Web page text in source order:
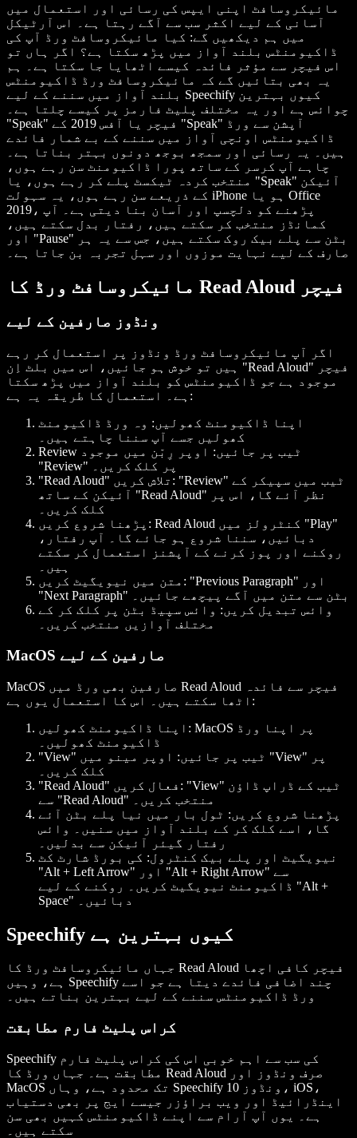
مائیکروسافٹ اپنی ایپس کی رسائی اور استعمال میں
آسانی کے لیے اکثر سب سے آگے رہتا ہے۔ اس آرٹیکل
میں ہم دیکھیں گے: کیا مائیکروسافٹ ورڈ آپ کی
ڈاکیومنٹس بلند آواز میں پڑھ سکتا ہے؟ اگر ہاں تو
اس فیچر سے مؤثر فائدہ کیسے اٹھایا جا سکتا ہے۔ ہم
یہ بھی بتائیں گے کہ مائیکروسافٹ ورڈ ڈاکیومنٹس
بلند آواز میں سننے کے لیے Speechify کیوں بہترین
چوائس ہے اور یہ مختلف پلیٹ فارمز پر کیسے چلتا ہے۔
"Speak" فیچر یا آفس 2019 کے "Speak" آپشن سے ورڈ
ڈاکیومنٹس اونچی آواز میں سننے کے بے شمار فائدے
ہیں۔ یہ رسائی اور سمجھ بوجھ دونوں بہتر بناتا ہے۔
چاہے آپ کرسر کے ساتھ پورا ڈاکیومنٹ سن رہے ہوں،
منتخب کردہ ٹیکسٹ پلے کر رہے ہوں، یا "Speak" آئیکن
کے ذریعے سن رہے ہوں، یہ سہولت iPhone ہو یا Office
2019، پڑھنے کو دلچسپ اور آسان بنا دیتی ہے۔ آپ
کمانڈز منتخب کر سکتے ہیں، رفتار بدل سکتے ہیں،
اور "Pause" بٹن سے پلے بیک روک سکتے ہیں، جس سے یہ ہر
صارف کے لیے نہایت موزوں اور سہل تجربہ بن جاتا ہے۔
مائیکروسافٹ ورڈ کا Read Aloud فیچر
ونڈوز صارفین کے لیے
اگر آپ مائیکروسافٹ ورڈ ونڈوز پر استعمال کر رہے
ہیں تو خوش ہو جائیں، اس میں بلٹ اِن "Read Aloud" فیچر
موجود ہے جو ڈاکیومنٹس کو بلند آواز میں پڑھ سکتا
ہے۔ استعمال کا طریقہ یہ ہے:
اپنا ڈاکیومنٹ کھولیں: وہ ورڈ ڈاکیومنٹ
کھولیں جسے آپ سننا چاہتے ہیں۔
Review ٹیب پر جائیں: اوپر رِبّن میں موجود
"Review" پر کلک کریں۔
"Read Aloud" تلاش کریں: "Review" ٹیب میں سپیکر کے
آئیکن کے ساتھ "Read Aloud" نظر آئے گا، اس پر
کلک کریں۔
پڑھنا شروع کریں: Read Aloud کنٹرولز میں "Play"
دبائیں، سننا شروع ہو جائے گا۔ آپ رفتار،
روکنے اور پوز کرنے کے آپشنز استعمال کر سکتے
ہیں۔
متن میں نیویگیٹ کریں: "Previous Paragraph" اور
"Next Paragraph" بٹن سے متن میں آگے پیچھے جائیں۔
وائس تبدیل کریں: وائس سپیڈ بٹن پر کلک کر کے
مختلف آوازیں منتخب کریں۔
MacOS صارفین کے لیے
MacOS صارفین بھی ورڈ میں Read Aloud فیچر سے فائدہ
اٹھا سکتے ہیں۔ اس کا استعمال یوں ہے:
اپنا ڈاکیومنٹ کھولیں: MacOS پر اپنا ورڈ
ڈاکیومنٹ کھولیں۔
"View" ٹیب پر جائیں: اوپر مینو میں "View" پر
کلک کریں۔
"Read Aloud" فعال کریں: "View" ٹیب کے ڈراپ ڈاؤن
سے "Read Aloud" منتخب کریں۔
پڑھنا شروع کریں: ٹول بار میں نیا پلے بٹن آئے
گا، اسے کلک کر کے بلند آواز میں سنیں۔ وائس
رفتار گیئر آئیکن سے بدلیں۔
نیویگیٹ اور پلے بیک کنٹرول: کی بورڈ شارٹ کٹ
"Alt + Left Arrow" اور "Alt + Right Arrow" سے
ڈاکیومنٹ نیویگیٹ کریں۔ روکنے کے لیے "Alt +
Space" دبائیں۔
Speechify کیوں بہترین ہے
جہاں مائیکروسافٹ ورڈ کا Read Aloud فیچر کافی اچھا
ہے، وہیں Speechify چند اضافی فائدے دیتا ہے جو اسے
ورڈ ڈاکیومنٹس سننے کے لیے بہترین بناتے ہیں۔
کراس پلیٹ فارم مطابقت
Speechify کی سب سے اہم خوبی اس کی کراس پلیٹ فارم
مطابقت ہے۔ جہاں ورڈ کا Read Aloud صرف ونڈوز اور
MacOS تک محدود ہے، وہاں Speechify ونڈوز 10، iOS،
اینڈرائیڈ اور ویب براؤزر جیسے ایج پر بھی دستیاب
ہے۔ یوں آپ آرام سے اپنے ڈاکیومنٹس کہیں بھی سن
سکتے ہیں۔